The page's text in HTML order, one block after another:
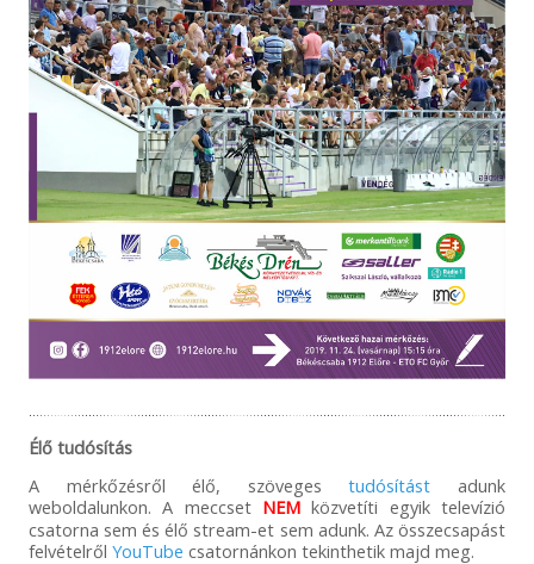
Élő tudósítás
A mérkőzésről élő, szövegestudósítást adunk
weboldalunkon. A meccset NEM közvetíti egyik televízió
csatorna sem és élő stream-et sem adunk. Az összecsapást
felvételről YouTube csatornánkon tekinthetik majd meg.